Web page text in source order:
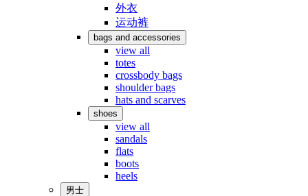
外衣
运动裤
bags and accessories
view all
totes
crossbody bags
shoulder bags
hats and scarves
shoes
view all
sandals
flats
boots
heels
男士